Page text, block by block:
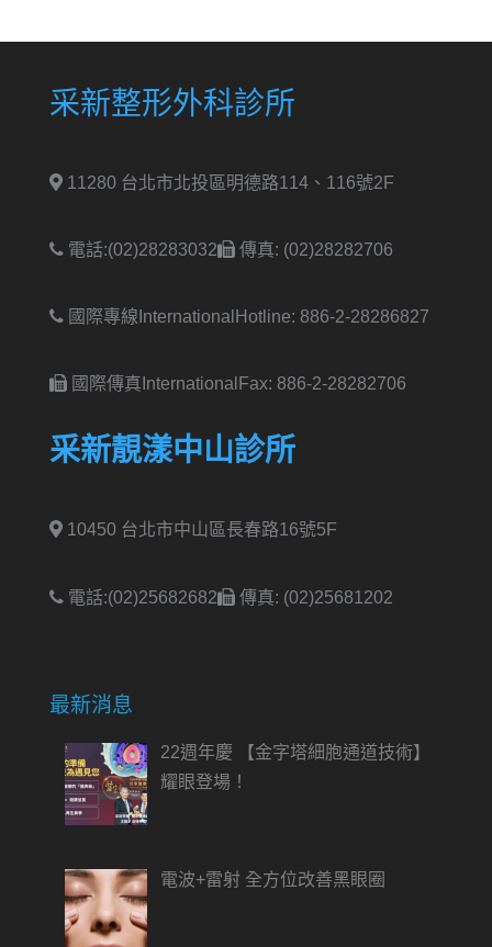
采新整形外科診所
11280 台北市北投區明德路114、116號2F
電話:(02)28283032 傳真: (02)28282706
國際專線International Hotline: 886-2-28286827
國際傳真International Fax: 886-2-28282706
采新靚漾中山診所
10450 台北市中山區長春路16號5F
電話:(02)25682682 傳真: (02)25681202
最新消息
22週年慶 【金字塔細胞通道技術】
耀眼登場！
電波+雷射 全方位改善黑眼圈